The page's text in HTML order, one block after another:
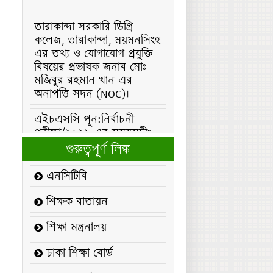
কলেজ, তারাকান্দা, ময়মনসিংহ
এর তথ্য ও যোগাযোগ প্রযুক্তি
বিষয়ের প্রভাষক জনাব মোঃ
মজিবুর রহমান খান এর
অনাপত্তি সদন (NOC)।
এইচএসসি পূন:নির্বাচনী
পরীক্ষা/২০২৬ এর সময়সূচীঃ
এইচএসসি (বিএমটি) ফরম
পূরণ/২০২৬ বিজ্ঞপ্তিঃ
এইচএসসি ফরম/২০২৬ পূরণ
বিজ্ঞপ্তিঃ
২১ ফেব্রুয়ারি/২০২৬ ইং
তারিখে “শহিদ দিবস ও
আন্তর্জাতিক মাতৃভাষা
দিবস-২০২৬ উদযাপন
গুরুত্বপূর্ণ লিঙ্ক
এনসিটিবি
শিক্ষক বাতায়ন
শিক্ষা মন্ত্রনালয়
ঢাকা শিক্ষা বোর্ড